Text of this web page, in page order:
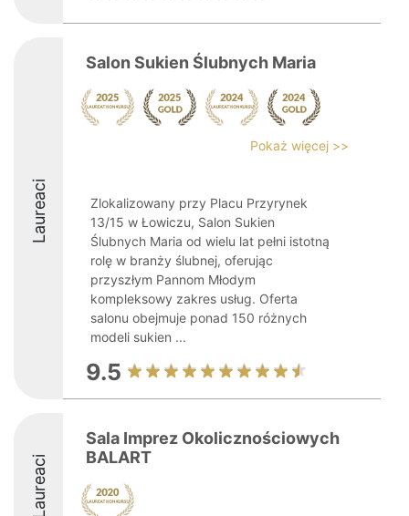
Laureaci
Salon Sukien Ślubnych Maria
Pokaż więcej >>
Zlokalizowany przy Placu Przyrynek
13/15 w Łowiczu, Salon Sukien
Ślubnych Maria od wielu lat pełni istotną
rolę w branży ślubnej, oferując
przyszłym Pannom Młodym
kompleksowy zakres usług. Oferta
salonu obejmuje ponad 150 różnych
modeli sukien ...
9.5
Laureaci
Sala Imprez Okolicznościowych
BALART